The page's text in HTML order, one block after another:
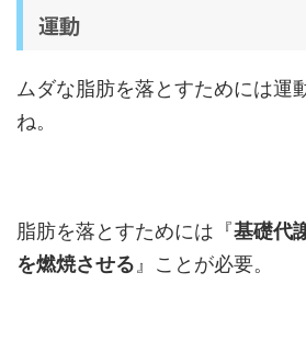
運動
ムダな脂肪を落とすためには運
ね。
脂肪を落とすためには『基礎代
を燃焼させる 』ことが必要。